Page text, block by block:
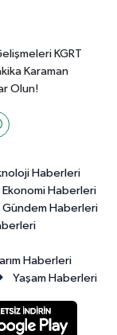
KGRT
Karaman
Olun!
Haberleri
Ekonomi Haberleri
Gündem Haberleri
Haberleri
Yaşam Haberleri